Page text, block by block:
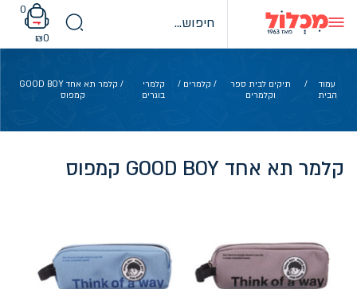
content
0
₪0
עמוד
הבית
/
תיקים לבית ספר
וקלמרים
/ קלמרים /
קלמרי
בוגרים
/ קלמר תא אחד GOOD BOY
קמפוס
קלמר תא אחד GOOD BOY קמפוס